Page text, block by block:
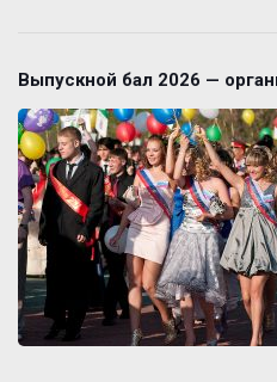
Выпускной бал 2026 —